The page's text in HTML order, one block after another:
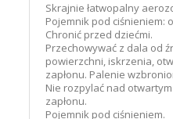
Skrajnie łatwopalny
Pojemnik pod ciśnieniem:
Chronić przed dziećmi.
Przechowywać z dala od
powierzchni, iskrzenia,
zapłonu. Palenie
Nie rozpylać nad
zapłonu.
Pojemnik pod ciśnieniem.